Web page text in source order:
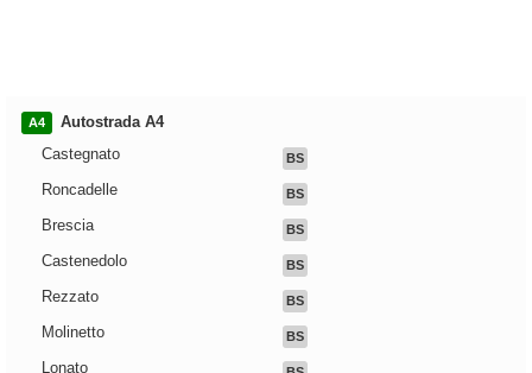
A4
Autostrada A4
Castegnato
BS
Roncadelle BS
Brescia BS
Castenedolo BS
Rezzato BS
Molinetto BS
Lonato